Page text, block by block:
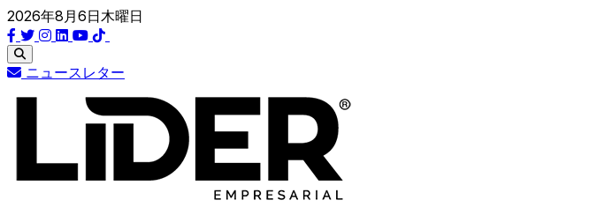
2026年8月6日木曜日
ニュースレター